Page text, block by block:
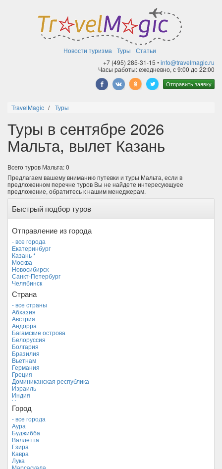
Новости туризма Туры
Статьи
+7 (495) 285-31-15 •info@travelmagic.ru
Часы работы: ежедневно, с 9:00 до 22:00
Отправить заявку
TravelMagic Туры
Туры в сентябре 2026
Мальта, вылет Казань
Всего туров Мальта: 0
Предлагаем вашему вниманию путевки и туры Мальта, если в
предложенном перечне туров Вы не найдете интересующуее
предложение, обратитесь к нашим менеджерам.
Быстрый подбор туров
Отправление из города
- все города
Екатеринбург
Казань *
Москва
Новосибирск
Санкт-Петербург
Челябинск
Страна
- все страны
Абхазия
Австрия
Андорра
Багамские острова
Белоруссия
Болгария
Бразилия
Вьетнам
Германия
Греция
Доминиканская республика
Израиль
Индия
Индонезия
Иордания
Италия
Камбоджа
Кипр
Куба
Мальдивские острова
Мальта *
Новая Зеландия
Город
- все города
Аура
Буджибба
Валлетта
Гзира
Кавра
Лука